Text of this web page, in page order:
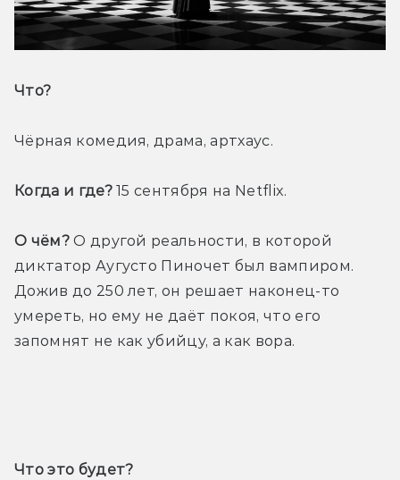
Что?
Чёрная комедия, драма, артхаус.
Когда и где? 15 сентября на Netflix.
О чём? О другой реальности, в которой
диктатор Аугусто Пиночет был вампиром.
Дожив до 250 лет, он решает наконец-то
умереть, но ему не даёт покоя, что его
запомнят не как убийцу, а как вора.
Что это будет?